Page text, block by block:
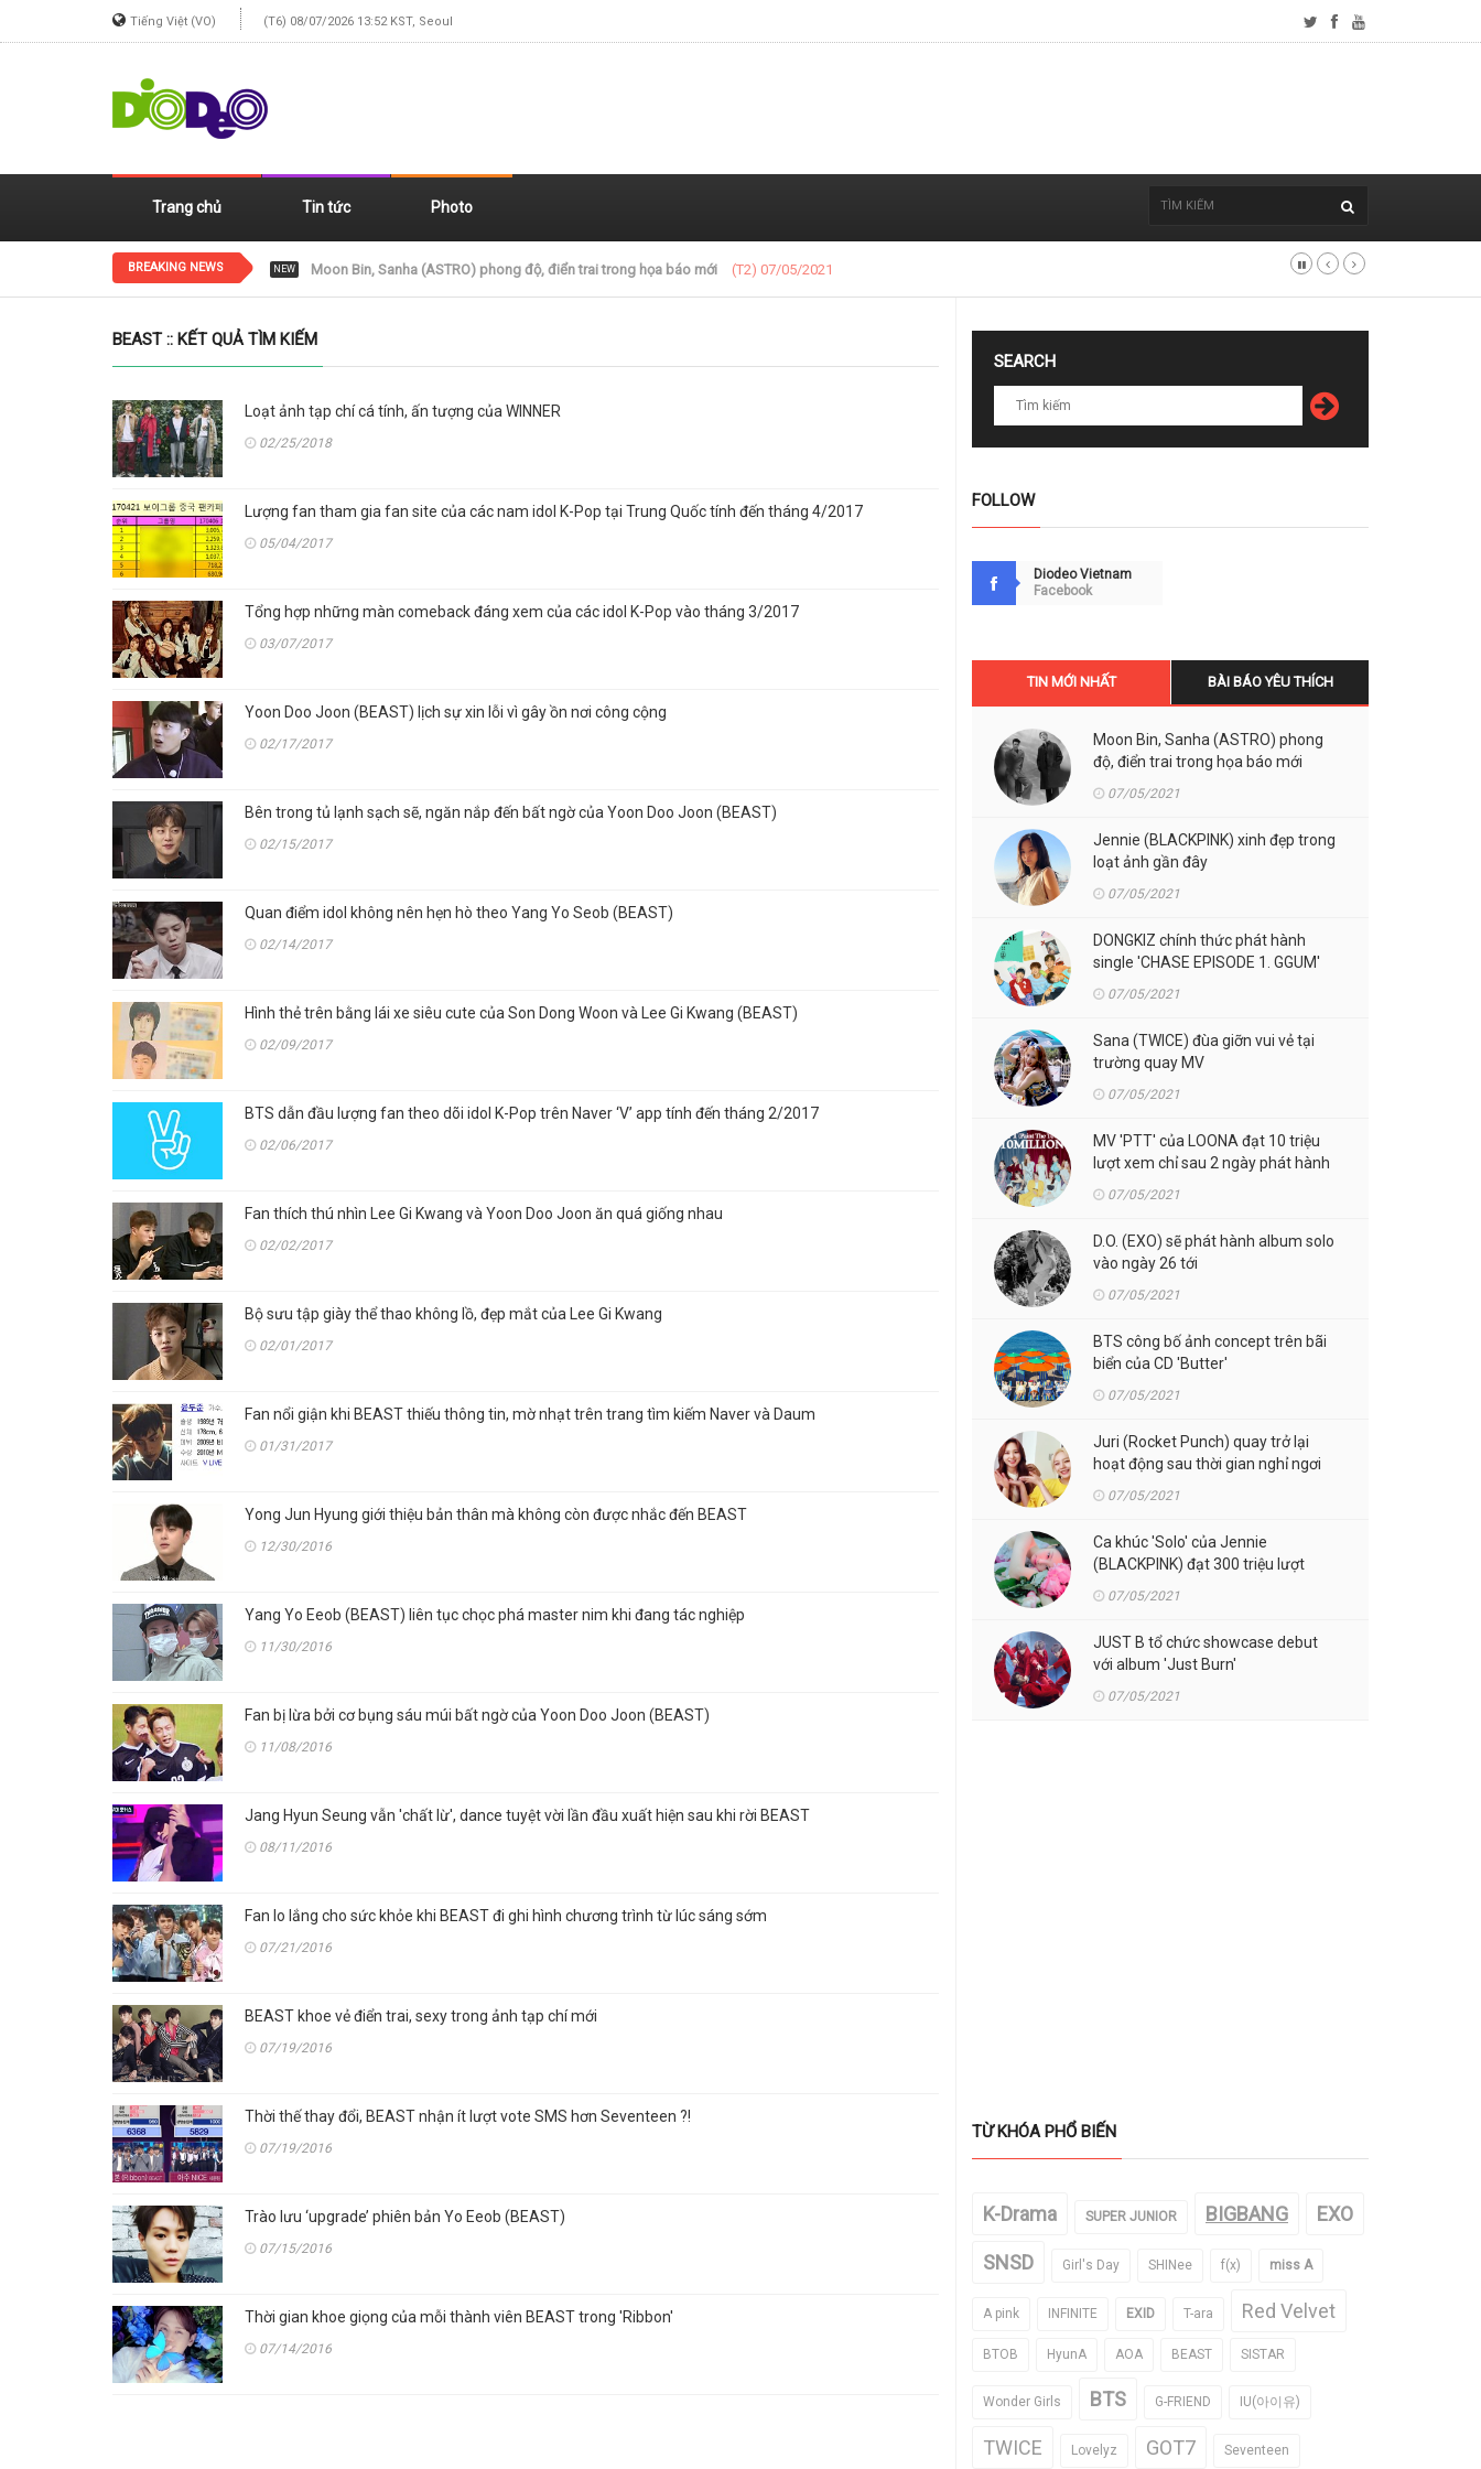
Tiếng Việt (VO) (T6) 08/07/2026 13:52 KST, Seoul
Trang chủ Tin tức Photo
BREAKING NEWS NEW Jennie (BLACKPINK) xinh đẹp trong loạt ảnh gần đây (T2) 07/05/2021
BEAST :: KẾT QUẢ TÌM KIẾM
Loạt ảnh tạp chí cá tính, ấn tượng của WINNER
02/25/2018
Lượng fan tham gia fan site của các nam idol K-Pop tại Trung Quốc tính đến tháng 4/2017
05/04/2017
Tổng hợp những màn comeback đáng xem của các idol K-Pop vào tháng 3/2017
03/07/2017
Yoon Doo Joon (BEAST) lịch sự xin lỗi vì gây ồn nơi công cộng
02/17/2017
Bên trong tủ lạnh sạch sẽ, ngăn nắp đến bất ngờ của Yoon Doo Joon (BEAST)
02/15/2017
Quan điểm idol không nên hẹn hò theo Yang Yo Seob (BEAST)
02/14/2017
Hình thẻ trên bằng lái xe siêu cute của Son Dong Woon và Lee Gi Kwang (BEAST)
02/09/2017
BTS dẫn đầu lượng fan theo dõi idol K-Pop trên Naver ‘V’ app tính đến tháng 2/2017
02/06/2017
Fan thích thú nhìn Lee Gi Kwang và Yoon Doo Joon ăn quá giống nhau
02/02/2017
Bộ sưu tập giày thể thao không lồ, đẹp mắt của Lee Gi Kwang
02/01/2017
Fan nổi giận khi BEAST thiếu thông tin, mờ nhạt trên trang tìm kiếm Naver và Daum
01/31/2017
Yong Jun Hyung giới thiệu bản thân mà không còn được nhắc đến BEAST
12/30/2016
Yang Yo Eeob (BEAST) liên tục chọc phá master nim khi đang tác nghiệp
11/30/2016
Fan bị lừa bởi cơ bụng sáu múi bất ngờ của Yoon Doo Joon (BEAST)
11/08/2016
Jang Hyun Seung vẫn 'chất lừ', dance tuyệt vời lần đầu xuất hiện sau khi rời BEAST
08/11/2016
Fan lo lắng cho sức khỏe khi BEAST đi ghi hình chương trình từ lúc sáng sớm
07/21/2016
BEAST khoe vẻ điển trai, sexy trong ảnh tạp chí mới
07/19/2016
Thời thế thay đổi, BEAST nhận ít lượt vote SMS hơn Seventeen ?!
07/19/2016
Trào lưu ‘upgrade’ phiên bản Yo Eeob (BEAST)
07/15/2016
Thời gian khoe giọng của mỗi thành viên BEAST trong 'Ribbon'
07/14/2016
SEARCH
FOLLOW
Diodeo Vietnam
Facebook
TIN MỚI NHẤT BÀI BÁO YÊU THÍCH
Moon Bin, Sanha (ASTRO) phong
độ, điển trai trong họa báo mới
07/05/2021
Jennie (BLACKPINK) xinh đẹp trong
loạt ảnh gần đây
07/05/2021
DONGKIZ chính thức phát hành
single 'CHASE EPISODE 1. GGUM'
07/05/2021
Sana (TWICE) đùa giỡn vui vẻ tại
trường quay MV
07/05/2021
MV 'PTT' của LOONA đạt 10 triệu
lượt xem chỉ sau 2 ngày phát hành
07/05/2021
D.O. (EXO) sẽ phát hành album solo
vào ngày 26 tới
07/05/2021
BTS công bố ảnh concept trên bãi
biển của CD 'Butter'
07/05/2021
Juri (Rocket Punch) quay trở lại
hoạt động sau thời gian nghỉ ngơi
07/05/2021
Ca khúc 'Solo' của Jennie
(BLACKPINK) đạt 300 triệu lượt
07/05/2021
JUST B tổ chức showcase debut
với album 'Just Burn'
07/05/2021
TỪ KHÓA PHỔ BIẾN
K-Drama SUPER JUNIOR BIGBANG EXO
SNSD Girl's Day SHINee f(x) miss A
A pink INFINITE EXID T-ara Red Velvet
BTOB HyunA AOA BEAST SISTAR
Wonder Girls BTS G-FRIEND IU(아이유)
TWICE Lovelyz GOT7 Seventeen